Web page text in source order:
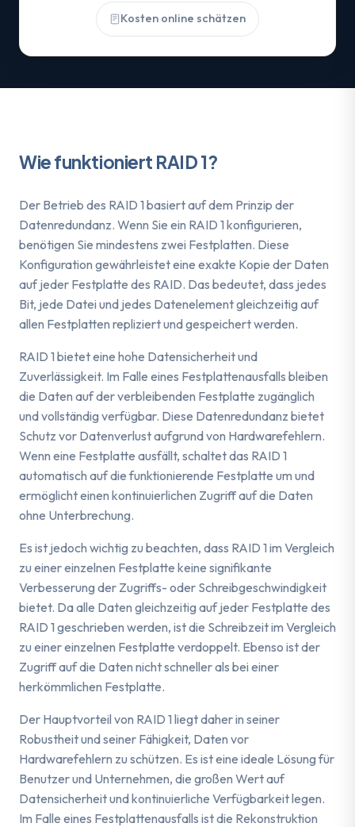
Kosten online schätzen
Wie funktioniert RAID 1?
Der Betrieb des RAID 1 basiert auf dem Prinzip der
Datenredundanz. Wenn Sie ein RAID 1 konfigurieren,
benötigen Sie mindestens zwei Festplatten. Diese
Konfiguration gewährleistet eine exakte Kopie der Daten
auf jeder Festplatte des RAID. Das bedeutet, dass jedes
Bit, jede Datei und jedes Datenelement gleichzeitig auf
allen Festplatten repliziert und gespeichert werden.
RAID 1 bietet eine hohe Datensicherheit und
Zuverlässigkeit. Im Falle eines Festplattenausfalls bleiben
die Daten auf der verbleibenden Festplatte zugänglich
und vollständig verfügbar. Diese Datenredundanz bietet
Schutz vor Datenverlust aufgrund von Hardwarefehlern.
Wenn eine Festplatte ausfällt, schaltet das RAID 1
automatisch auf die funktionierende Festplatte um und
ermöglicht einen kontinuierlichen Zugriff auf die Daten
ohne Unterbrechung.
Es ist jedoch wichtig zu beachten, dass RAID 1 im Vergleich
zu einer einzelnen Festplatte keine signifikante
Verbesserung der Zugriffs- oder Schreibgeschwindigkeit
bietet. Da alle Daten gleichzeitig auf jeder Festplatte des
RAID 1 geschrieben werden, ist die Schreibzeit im Vergleich
zu einer einzelnen Festplatte verdoppelt. Ebenso ist der
Zugriff auf die Daten nicht schneller als bei einer
herkömmlichen Festplatte.
Der Hauptvorteil von RAID 1 liegt daher in seiner
Robustheit und seiner Fähigkeit, Daten vor
Hardwarefehlern zu schützen. Es ist eine ideale Lösung für
Benutzer und Unternehmen, die großen Wert auf
Datensicherheit und kontinuierliche Verfügbarkeit legen.
Im Falle eines Festplattenausfalls ist die Rekonstruktion